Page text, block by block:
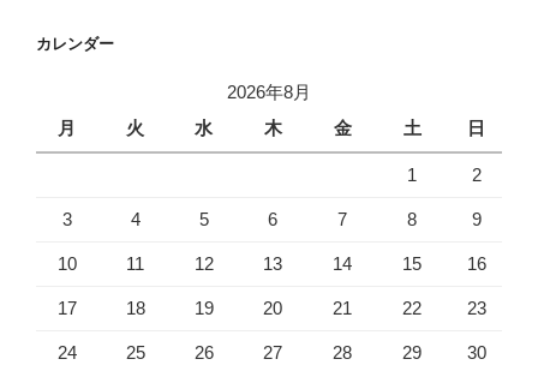
カレンダー
2026年8月
月
火 水 木 金 土 日
1 2
3 4 5 6 7 8 9
10 11 12 13 14 15 16
17 18 19 20 21 22 23
24 25 26 27 28 29 30